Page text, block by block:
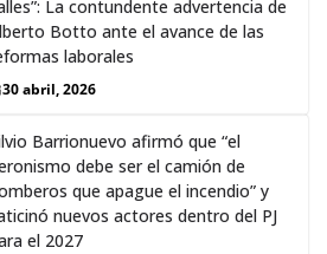
La contundente advertencia de
Botto ante el avance de las
laborales
30 abril, 2026
Barrionuevo afirmó que “el
debe ser el camión de
que apague el incendio” y
nuevos actores dentro del PJ
el 2027